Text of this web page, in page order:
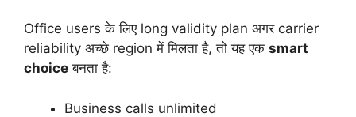
Office users के लिए long validity plan अगर carrier
reliability अच्छे region में मिलता है, तो यह एक smart
choice बनता है:
Business calls unlimited